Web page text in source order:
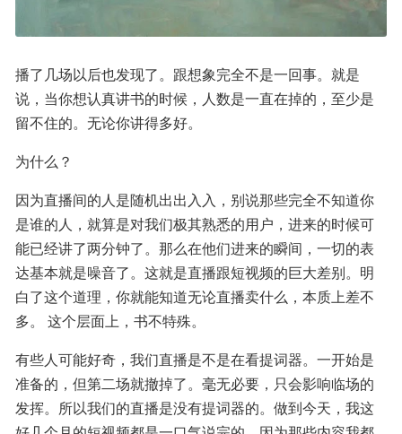
播了几场以后也发现了。跟想象完全不是一回事。就是
说，当你想认真讲书的时候，人数是一直在掉的，至少是
留不住的。无论你讲得多好。
为什么？
因为直播间的人是随机出出入入，别说那些完全不知道你
是谁的人，就算是对我们极其熟悉的用户，进来的时候可
能已经讲了两分钟了。那么在他们进来的瞬间，一切的表
达基本就是噪音了。这就是直播跟短视频的巨大差别。明
白了这个道理，你就能知道无论直播卖什么，本质上差不
多。 这个层面上，书不特殊。
有些人可能好奇，我们直播是不是在看提词器。一开始是
准备的，但第二场就撤掉了。毫无必要，只会影响临场的
发挥。所以我们的直播是没有提词器的。做到今天，我这